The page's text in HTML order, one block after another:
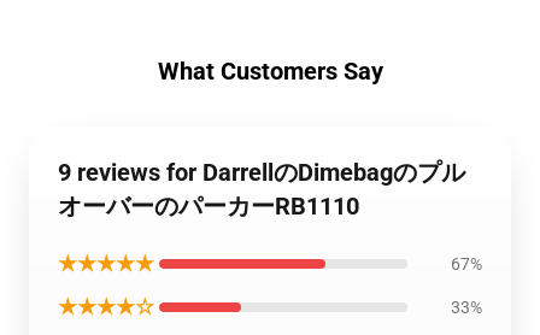
What Customers Say
9 reviews for DarrellのDimebagのプル
オーバーのパーカーRB1110
★★★★★ 67%
★★★★☆ 33%